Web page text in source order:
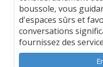
boussole, vous
d'espaces sûrs et
conversations
fournissez des